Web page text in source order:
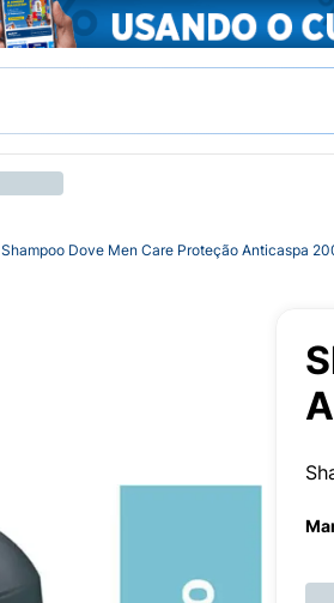
Shampoo Dove Men Care Proteção Anticaspa